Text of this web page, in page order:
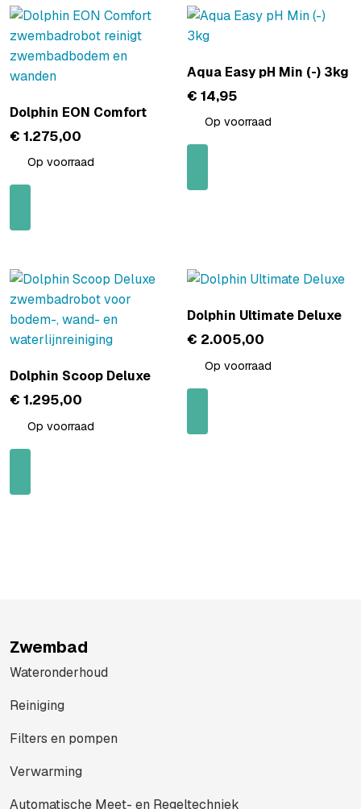
Dolphin EON Comfort
€ 1.275,00
Op voorraad
Aqua Easy pH Min (-) 3kg
€ 14,95
Op voorraad
Dolphin Scoop Deluxe
€ 1.295,00
Op voorraad
Dolphin Ultimate Deluxe
€ 2.005,00
Op voorraad
Zwembad
Wateronderhoud
Reiniging
Filters en pompen
Verwarming
Automatische Meet- en Regeltechniek